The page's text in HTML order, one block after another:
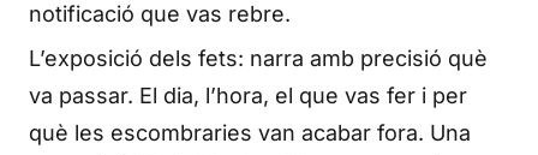
notificació que vas rebre.
L’exposició dels fets: narra amb precisió què
va passar. El dia, l’hora, el que vas fer i per
què les escombraries van acabar fora. Una